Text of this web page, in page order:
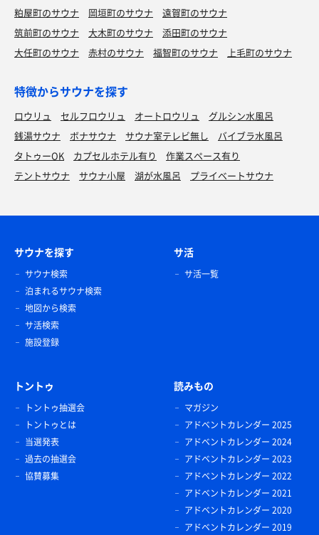
粕屋町のサウナ
岡垣町のサウナ
遠賀町のサウナ
筑前町のサウナ
大木町のサウナ
添田町のサウナ
大任町のサウナ
赤村のサウナ 福智町のサウナ 上毛町のサウナ
特徴からサウナを探す
ロウリュ セルフロウリュ オートロウリュ
グルシン水風呂
銭湯サウナ
ボナサウナ サウナ室テレビ無し
バイブラ水風呂
タトゥーOK
カプセルホテル有り
作業スペース有り
テントサウナ
サウナ小屋 湖が水風呂 プライベートサウナ
サウナを探す
サウナ検索
泊まれるサウナ検索
地図から検索
サ活検索
施設登録
サ活
サ活一覧
トントゥ
トントゥ抽選会
トントゥとは
当選発表
過去の抽選会
協賛募集
読みもの
マガジン
アドベントカレンダー 2025
アドベントカレンダー 2024
アドベントカレンダー 2023
アドベントカレンダー 2022
アドベントカレンダー 2021
アドベントカレンダー 2020
アドベントカレンダー 2019